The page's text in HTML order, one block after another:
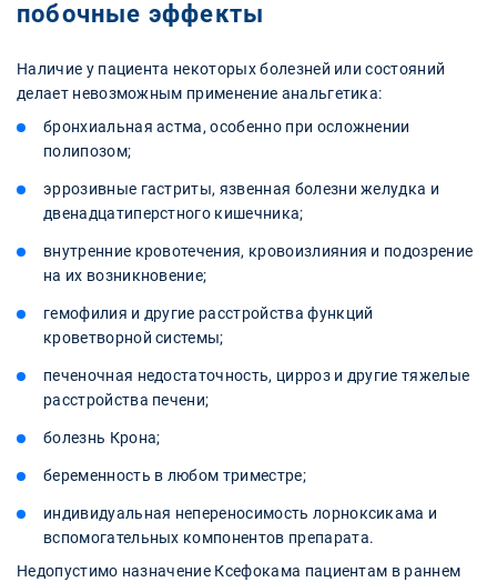
побочные эффекты
Наличие у пациента некоторых болезней или состояний
делает невозможным применение анальгетика:
бронхиальная астма, особенно при осложнении
полипозом;
эррозивные гастриты, язвенная болезни желудка и
двенадцатиперстного кишечника;
внутренние кровотечения, кровоизлияния и подозрение
на их возникновение;
гемофилия и другие расстройства функций
кроветворной системы;
печеночная недостаточность, цирроз и другие тяжелые
расстройства печени;
болезнь Крона;
беременность в любом триместре;
индивидуальная непереносимость лорноксикама и
вспомогательных компонентов препарата.
Недопустимо назначение Ксефокама пациентам в раннем